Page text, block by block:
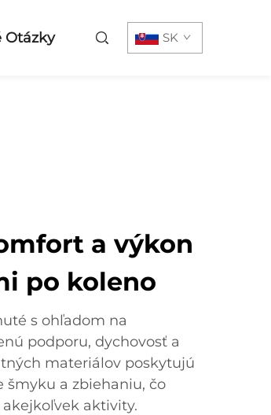
Otázky SK
a výkon
po koleno
s ohľadom na
podporu, dychovosť a
materiálov poskytujú
šmyku a zbiehaniu, čo
aktivity.